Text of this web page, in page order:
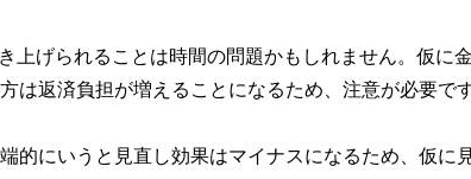
上げられることは時間の問題かもしれません。仮に
は返済負担が増えることになるため、注意が必要です
的にいうと見直し効果はマイナスになるため、仮に